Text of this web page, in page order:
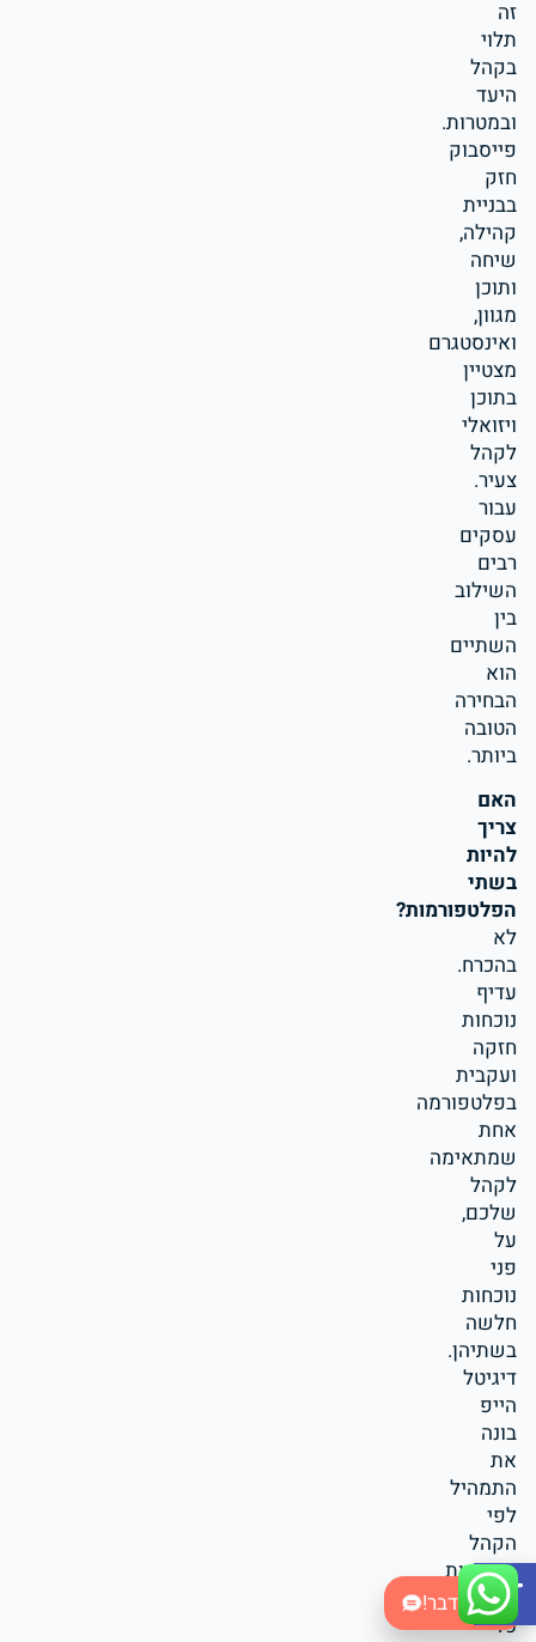
Open toolbar
בואו נדבר!
זה
תלוי
בקהל
היעד
ובמטרות.
פייסבוק
חזק
בבניית
קהילה,
שיחה
ותוכן
מגוון,
ואינסטגרם
מצטיין
בתוכן
ויזואלי
לקהל
צעיר.
עבור
עסקים
רבים
השילוב
בין
השתיים
הוא
הבחירה
הטובה
ביותר.
האם
צריך
להיות
בשתי
הפלטפורמות?
לא
בהכרח.
עדיף
נוכחות
חזקה
ועקבית
בפלטפורמה
אחת
שמתאימה
לקהל
שלכם,
על
פני
נוכחות
חלשה
בשתיהן.
דיגיטל
הייפ
בונה
את
התמהיל
לפי
הקהל
והמטרות
של
כל